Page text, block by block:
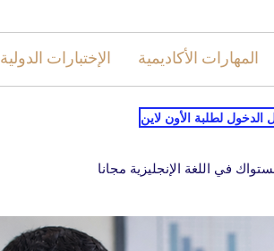
الإختبارات الدولية المهارات الأكاديمية
الدخول لطلبة الأون لاين
في اللغة الإنجليزية مجانا